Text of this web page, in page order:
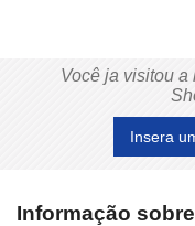
Você ja visitou
Insera
Informação